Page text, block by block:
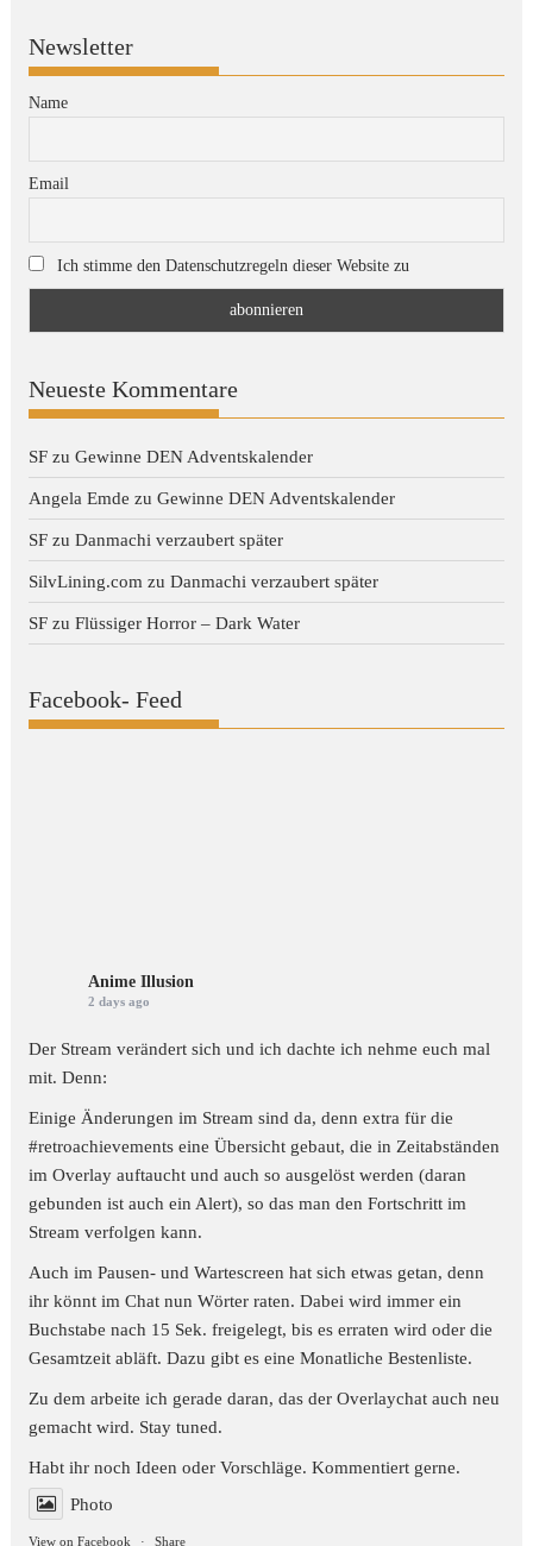
Newsletter
Name
Email
Ich stimme den Datenschutzregeln dieser Website zu
Neueste Kommentare
SF zuGewinne DEN Adventskalender
Angela Emde zuGewinne DEN Adventskalender
SF zuDanmachi verzaubert später
SilvLining.com zuDanmachi verzaubert später
SF zuFlüssiger Horror – Dark Water
Facebook- Feed
Anime Illusion
2 days ago
Der Stream verändert sich und ich dachte ich nehme euch mal
mit. Denn:
Einige Änderungen im Stream sind da, denn extra für die
#retroachievements eine Übersicht gebaut, die in Zeitabständen
im Overlay auftaucht und auch so ausgelöst werden (daran
gebunden ist auch ein Alert), so das man den Fortschritt im
Stream verfolgen kann.
Auch im Pausen- und Wartescreen hat sich etwas getan, denn
ihr könnt im Chat nun Wörter raten. Dabei wird immer ein
Buchstabe nach 15 Sek. freigelegt, bis es erraten wird oder die
Gesamtzeit abläft. Dazu gibt es eine Monatliche Bestenliste.
Zu dem arbeite ich gerade daran, das der Overlaychat auch neu
gemacht wird. Stay tuned.
Habt ihr noch Ideen oder Vorschläge. Kommentiert gerne.
Photo
View on Facebook · Share